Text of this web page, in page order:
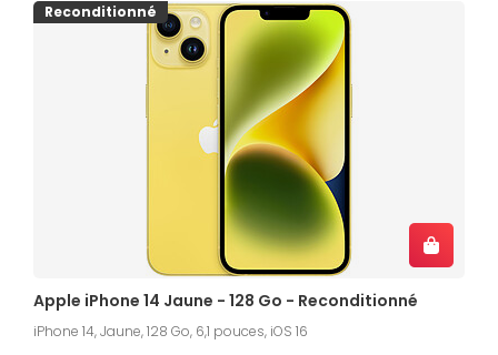
Reconditionné
Apple iPhone 14 Jaune - 128 Go - Reconditionné
iPhone 14, Jaune, 128 Go, 6,1 pouces, iOS 16